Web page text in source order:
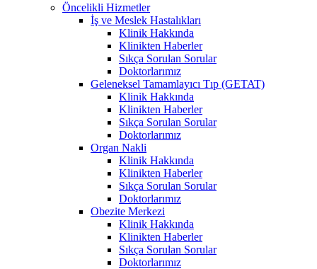
Öncelikli Hizmetler
İş ve Meslek Hastalıkları
Klinik Hakkında
Klinikten Haberler
Sıkça Sorulan Sorular
Doktorlarımız
Geleneksel Tamamlayıcı Tıp (GETAT)
Klinik Hakkında
Klinikten Haberler
Sıkça Sorulan Sorular
Doktorlarımız
Organ Nakli
Klinik Hakkında
Klinikten Haberler
Sıkça Sorulan Sorular
Doktorlarımız
Obezite Merkezi
Klinik Hakkında
Klinikten Haberler
Sıkça Sorulan Sorular
Doktorlarımız